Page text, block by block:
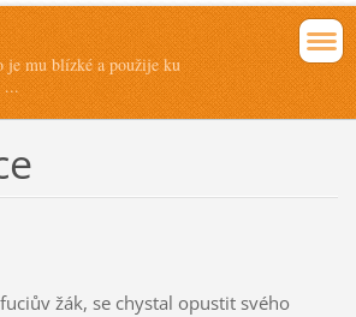
je mu blízké a použije ku
...
žák, se chystal opustit svého